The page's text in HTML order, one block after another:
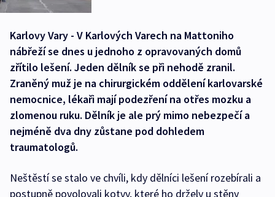
Karlovy Vary - V Karlových Varech na Mattoniho
nábřeží se dnes u jednoho z opravovaných domů
zřítilo lešení. Jeden dělník se při nehodě zranil.
Zraněný muž je na chirurgickém oddělení karlovarské
nemocnice, lékaři mají podezření na otřes mozku a
zlomenou ruku. Dělník je ale prý mimo nebezpečí a
nejméně dva dny zůstane pod dohledem
traumatologů.
Neštěstí se stalo ve chvíli, kdy dělníci lešení rozebírali a
postupně povolovali kotvy, které ho držely u stěny